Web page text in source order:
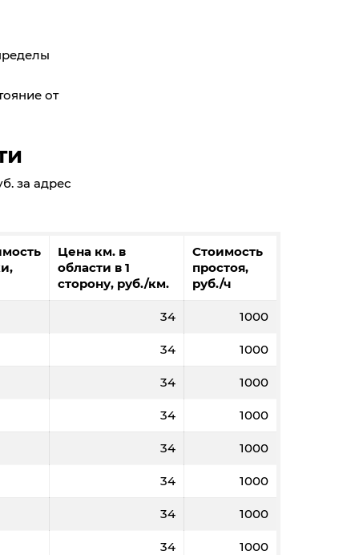
от
за адрес
Цена км. в
области в 1
сторону, руб./км.
Стоимость
простоя,
руб./ч
34 1000
34 1000
34 1000
34 1000
34 1000
34 1000
34 1000
34 1000